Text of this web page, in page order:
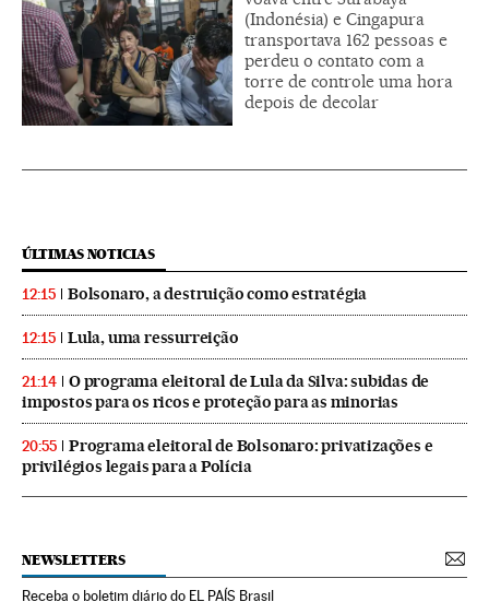
(Indonésia) e Cingapura
transportava 162 pessoas e
perdeu o contato com a
torre de controle uma hora
depois de decolar
ÚLTIMAS NOTICIAS
12:15 Bolsonaro, a destruição como estratégia
12:15 Lula, uma ressurreição
21:14
O programa eleitoral de Lula da Silva: subidas de
impostos para os ricos e proteção para as minorias
20:55
Programa eleitoral de Bolsonaro: privatizações e
privilégios legais para a Polícia
NEWSLETTERS
Receba o boletim diário do EL PAÍS Brasil